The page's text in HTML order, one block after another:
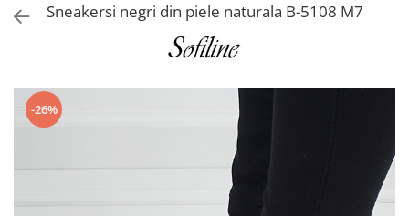
Genti din piele
Camasi si topuri
Incaltaminte
Sneakersi negri din piele naturala B-5108 M7
-26%